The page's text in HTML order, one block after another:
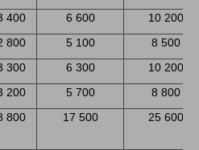
400 6 600
10 200
800 5 100
8 500
300 6 300
10 200
200 5 700
8 800
800 17 500 25 600